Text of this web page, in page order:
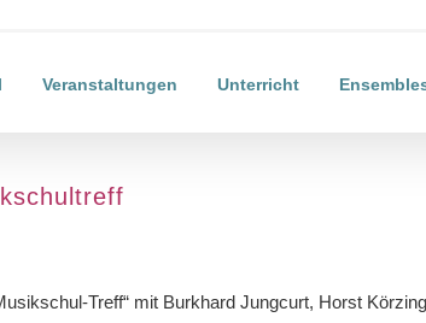
Veranstaltungen Unterricht
Treff“ mit Burkhard Jungcurt, Horst